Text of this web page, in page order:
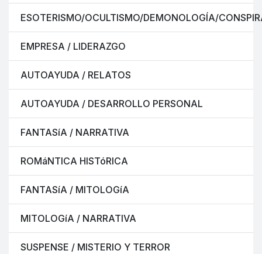
ESOTERISMO/OCULTISMO/DEMONOLOGÍA/
EMPRESA / LIDERAZGO
AUTOAYUDA / RELATOS
AUTOAYUDA / DESARROLLO PERSONAL
FANTASíA / NARRATIVA
ROMáNTICA HISTóRICA
FANTASíA / MITOLOGíA
MITOLOGíA / NARRATIVA
SUSPENSE / MISTERIO Y TERROR